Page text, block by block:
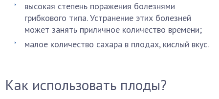
высокая степень поражения болезнями
грибкового типа. Устранение этих болезней
может занять приличное количество времени;
малое количество сахара в плодах, кислый вкус.
Как использовать плоды?